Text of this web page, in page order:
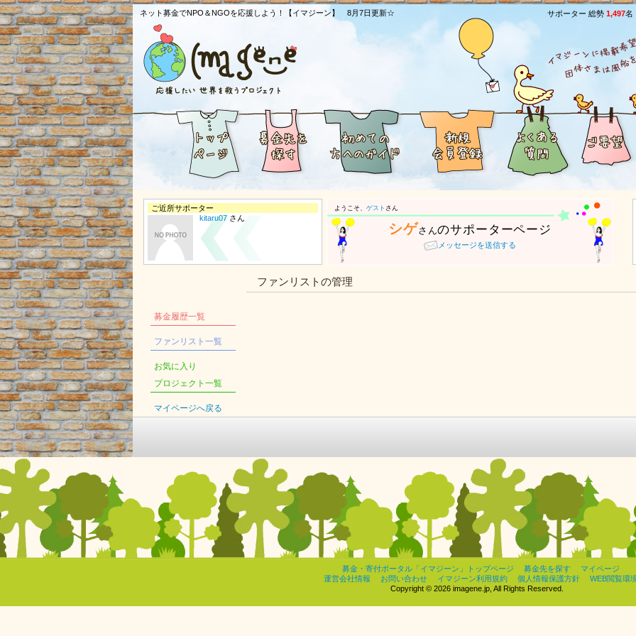
ネット募金でNPO＆NGOを応援しよう！【イマジーン】 8月7日更新☆ サポーター 総勢 1,497名
ご近所サポーター
kitaru07さん
ようこそ、 ゲスト さん
シゲさんのサポーターページ
メッセージを送信する
募金履歴一覧
ファンリスト一覧
お気に入り
プロジェクト一覧
マイページへ戻る
ファンリストの管理
募金・寄付ポータル「イマジーン」トップページ 募金先を探す
マイページ
運営会社情報
お問い合わせ イマジーン利用規約 個人情報保護方針
WEB閲覧環
Copyright © 2026 imagene.jp, All Rights Reserved.